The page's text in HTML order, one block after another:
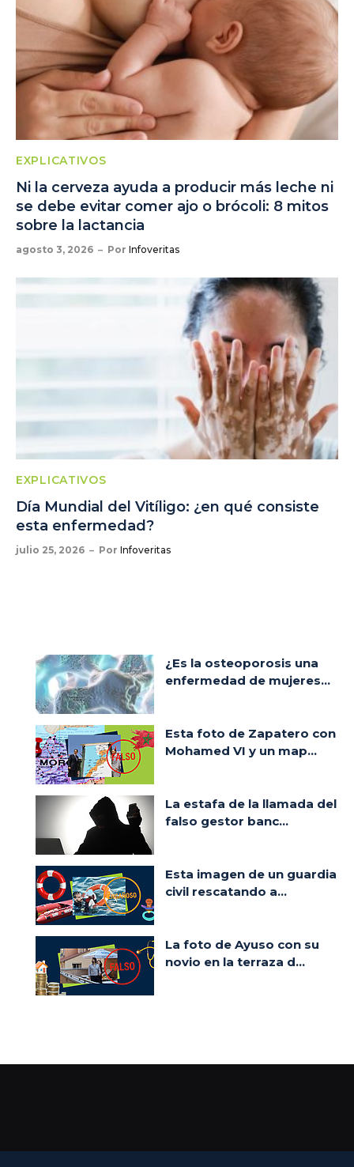
EXPLICATIVOS
Ni la cerveza ayuda a producir más leche ni
se debe evitar comer ajo o brócoli: 8 mitos
sobre la lactancia
agosto 3, 2026 Por Infoveritas
EXPLICATIVOS
Día Mundial del Vitíligo: ¿en qué consiste
esta enfermedad?
julio 25, 2026 Por Infoveritas
¿Es la osteoporosis una
enfermedad de mujeres...
Esta foto de Zapatero con
Mohamed VI y un map...
La estafa de la llamada del
falso gestor banc...
Esta imagen de un guardia
civil rescatando a...
La foto de Ayuso con su
novio en la terraza d...